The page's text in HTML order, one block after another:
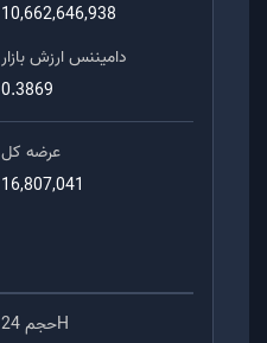
10,662,646,938
دامیننس ارزش بازار
0.3869
عرضه کل
16,807,041
حجم 24H